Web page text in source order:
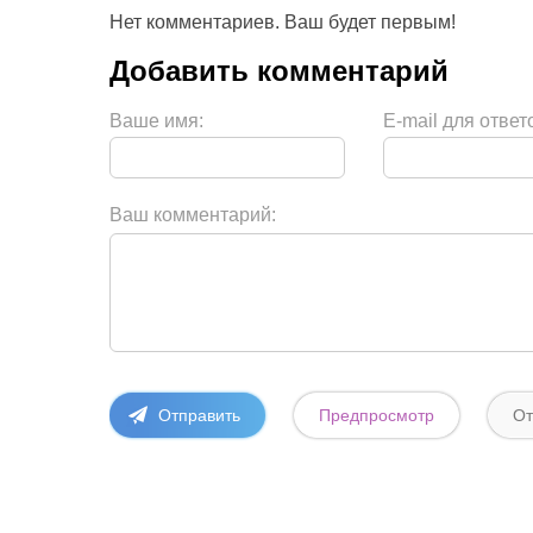
Нет комментариев. Ваш будет первым!
Ваше имя: E-mail для
Ваш комментарий: